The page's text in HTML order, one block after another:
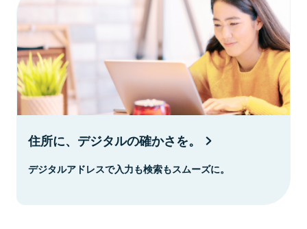
住所に、デジタルの確かさを。
デジタルアドレスで入力も検索もスムーズに。